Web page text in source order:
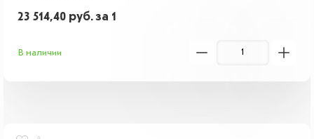
23 514,40 руб.за 1
В наличии